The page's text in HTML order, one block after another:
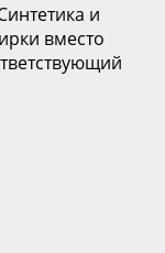
и
вместо